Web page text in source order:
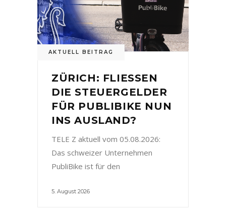
AKTUELL BEITRAG
ZÜRICH: FLIESSEN
DIE STEUERGELDER
FÜR PUBLIBIKE NUN
INS AUSLAND?
TELE Z aktuell vom 05.08.2026:
Das schweizer Unternehmen
PubliBike ist für den
5. August 2026